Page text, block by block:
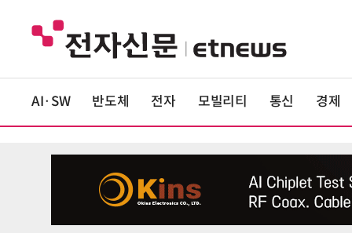
AI·SW 반도체 전자 모빌리티 통신 경제